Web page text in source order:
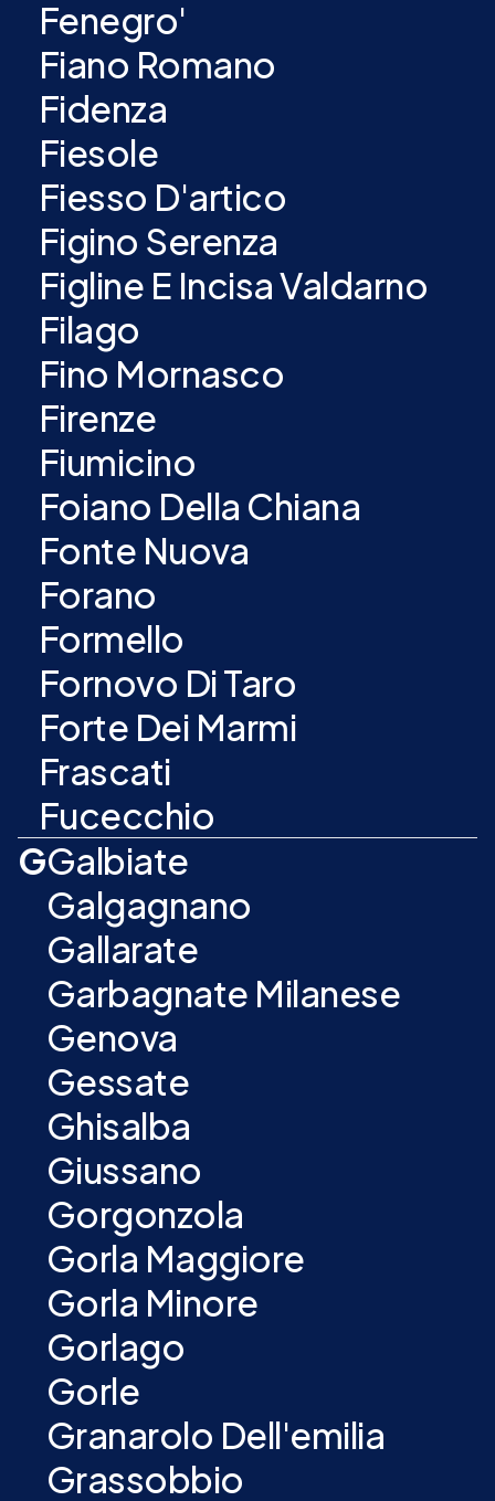
Fenegro'
Fiano Romano
Fidenza
Fiesole
Fiesso D'artico
Figino Serenza
Figline E Incisa Valdarno
Filago
Fino Mornasco
Firenze
Fiumicino
Foiano Della Chiana
Fonte Nuova
Forano
Formello
Fornovo Di Taro
Forte Dei Marmi
Frascati
Fucecchio
GGalbiate
Galgagnano
Gallarate
Garbagnate Milanese
Genova
Gessate
Ghisalba
Giussano
Gorgonzola
Gorla Maggiore
Gorla Minore
Gorlago
Gorle
Granarolo Dell'emilia
Grassobbio